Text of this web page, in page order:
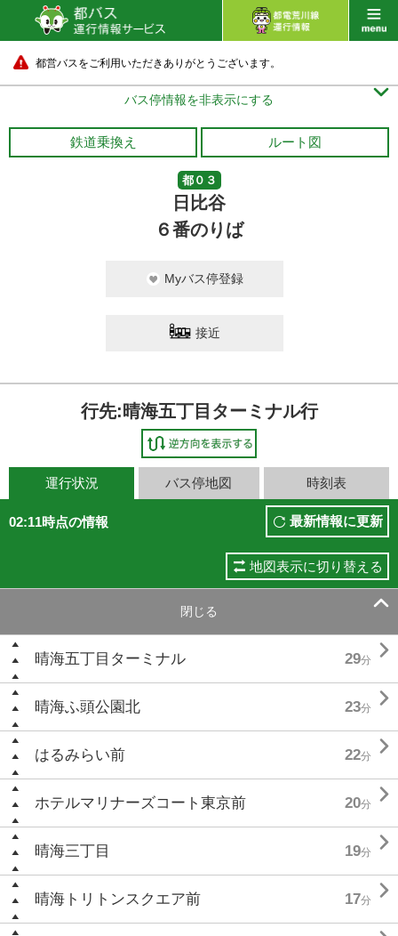
都営バスをご利用いただきありがとうございます。
バス停情報を非表示にする 
鉄道乗換え ルート図
都０３
日比谷
６番のりば
Myバス停登録
接近
行先:晴海五丁目ターミナル行
運行状況 バス停地図 時刻表
02:11時点の情報 最新情報に更新
地図表示に切り替える
閉じる 
晴海五丁目ターミナル 29分 
晴海ふ頭公園北 23分 
はるみらい前 22分 
ホテルマリナーズコート東京前 20分 
晴海三丁目 19分 
晴海トリトンスクエア前 17分 